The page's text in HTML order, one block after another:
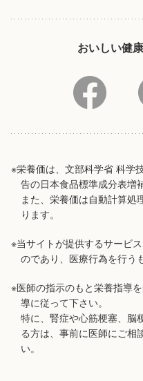
おいしい健
※栄養価は、文部科学省 科学
告の日本食品標準成分表増
また、栄養価は自動計算処
ります。
※当サイトが提供するサービ
のであり、医療行為を行う
※医師の指示のもと栄養指導
導に従って下さい。
特に、腎症や心筋梗塞、脳
る方は、事前に医師にご相
い。